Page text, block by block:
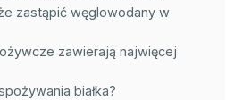
zastąpić węglowodany w
zawierają najwięcej
białka?